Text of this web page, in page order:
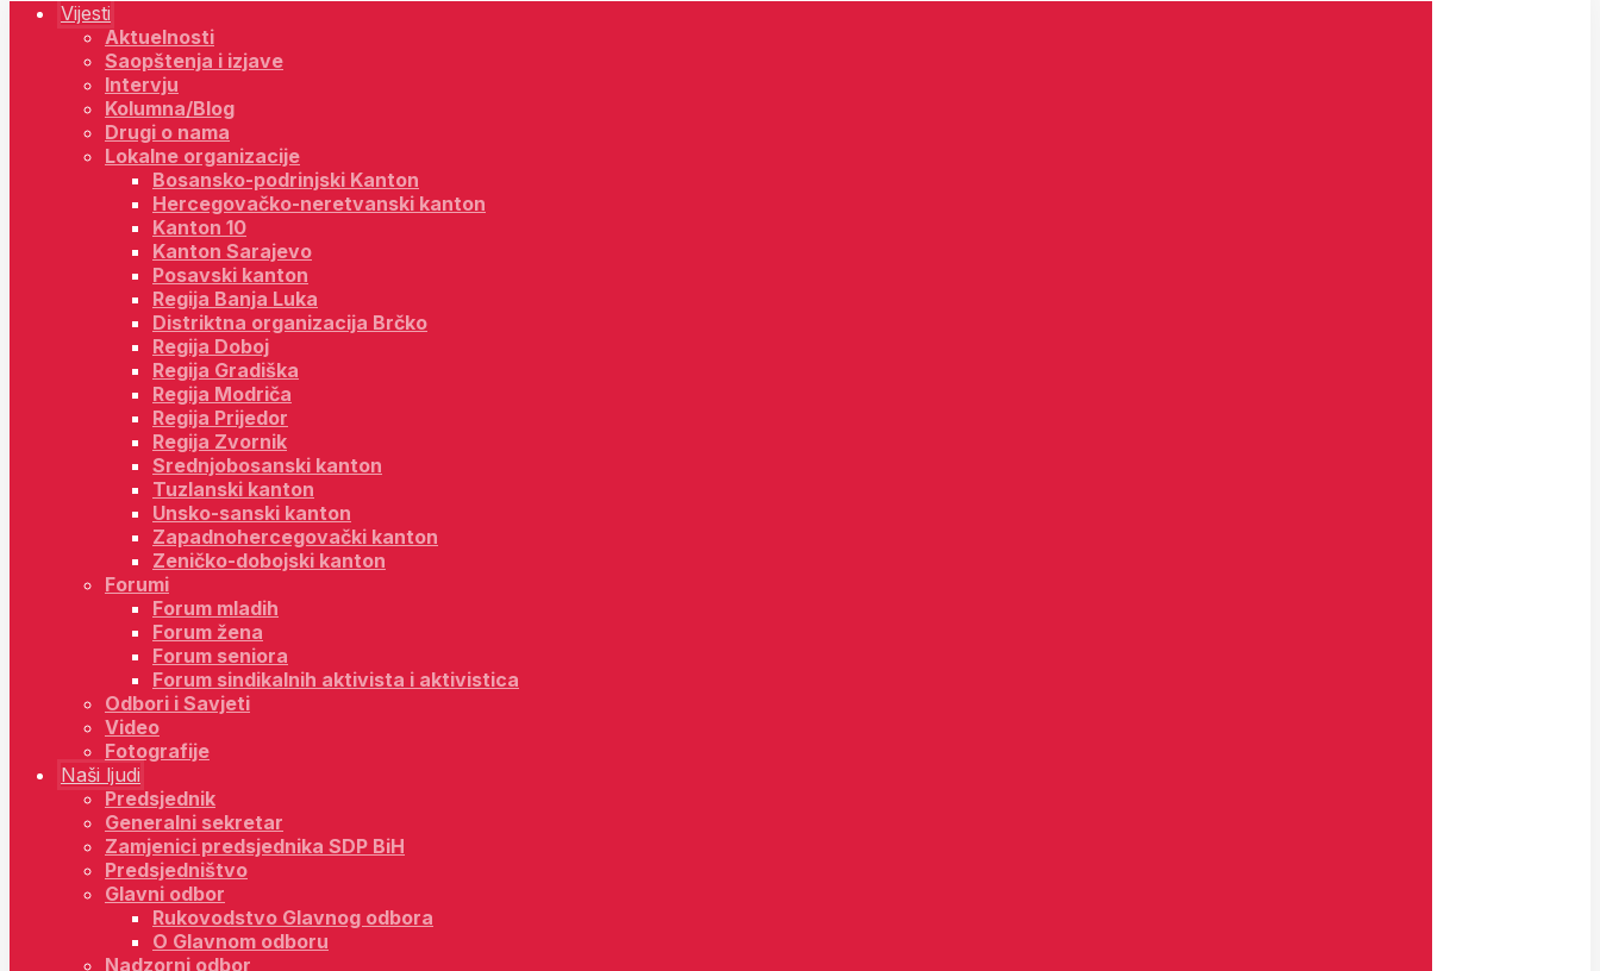
Vijesti
Aktuelnosti
Saopštenja i izjave
Intervju
Kolumna/Blog
Drugi o nama
Lokalne organizacije
Bosansko-podrinjski Kanton
Hercegovačko-neretvanski kanton
Kanton 10
Kanton Sarajevo
Posavski kanton
Regija Banja Luka
Distriktna organizacija Brčko
Regija Doboj
Regija Gradiška
Regija Modriča
Regija Prijedor
Regija Zvornik
Srednjobosanski kanton
Tuzlanski kanton
Unsko-sanski kanton
Zapadnohercegovački kanton
Zeničko-dobojski kanton
Forumi
Forum mladih
Forum žena
Forum seniora
Forum sindikalnih aktivista i aktivistica
Odbori i Savjeti
Video
Fotografije
Naši ljudi
Predsjednik
Generalni sekretar
Zamjenici predsjednika SDP BiH
Predsjedništvo
Glavni odbor
Rukovodstvo Glavnog odbora
O Glavnom odboru
Nadzorni odbor